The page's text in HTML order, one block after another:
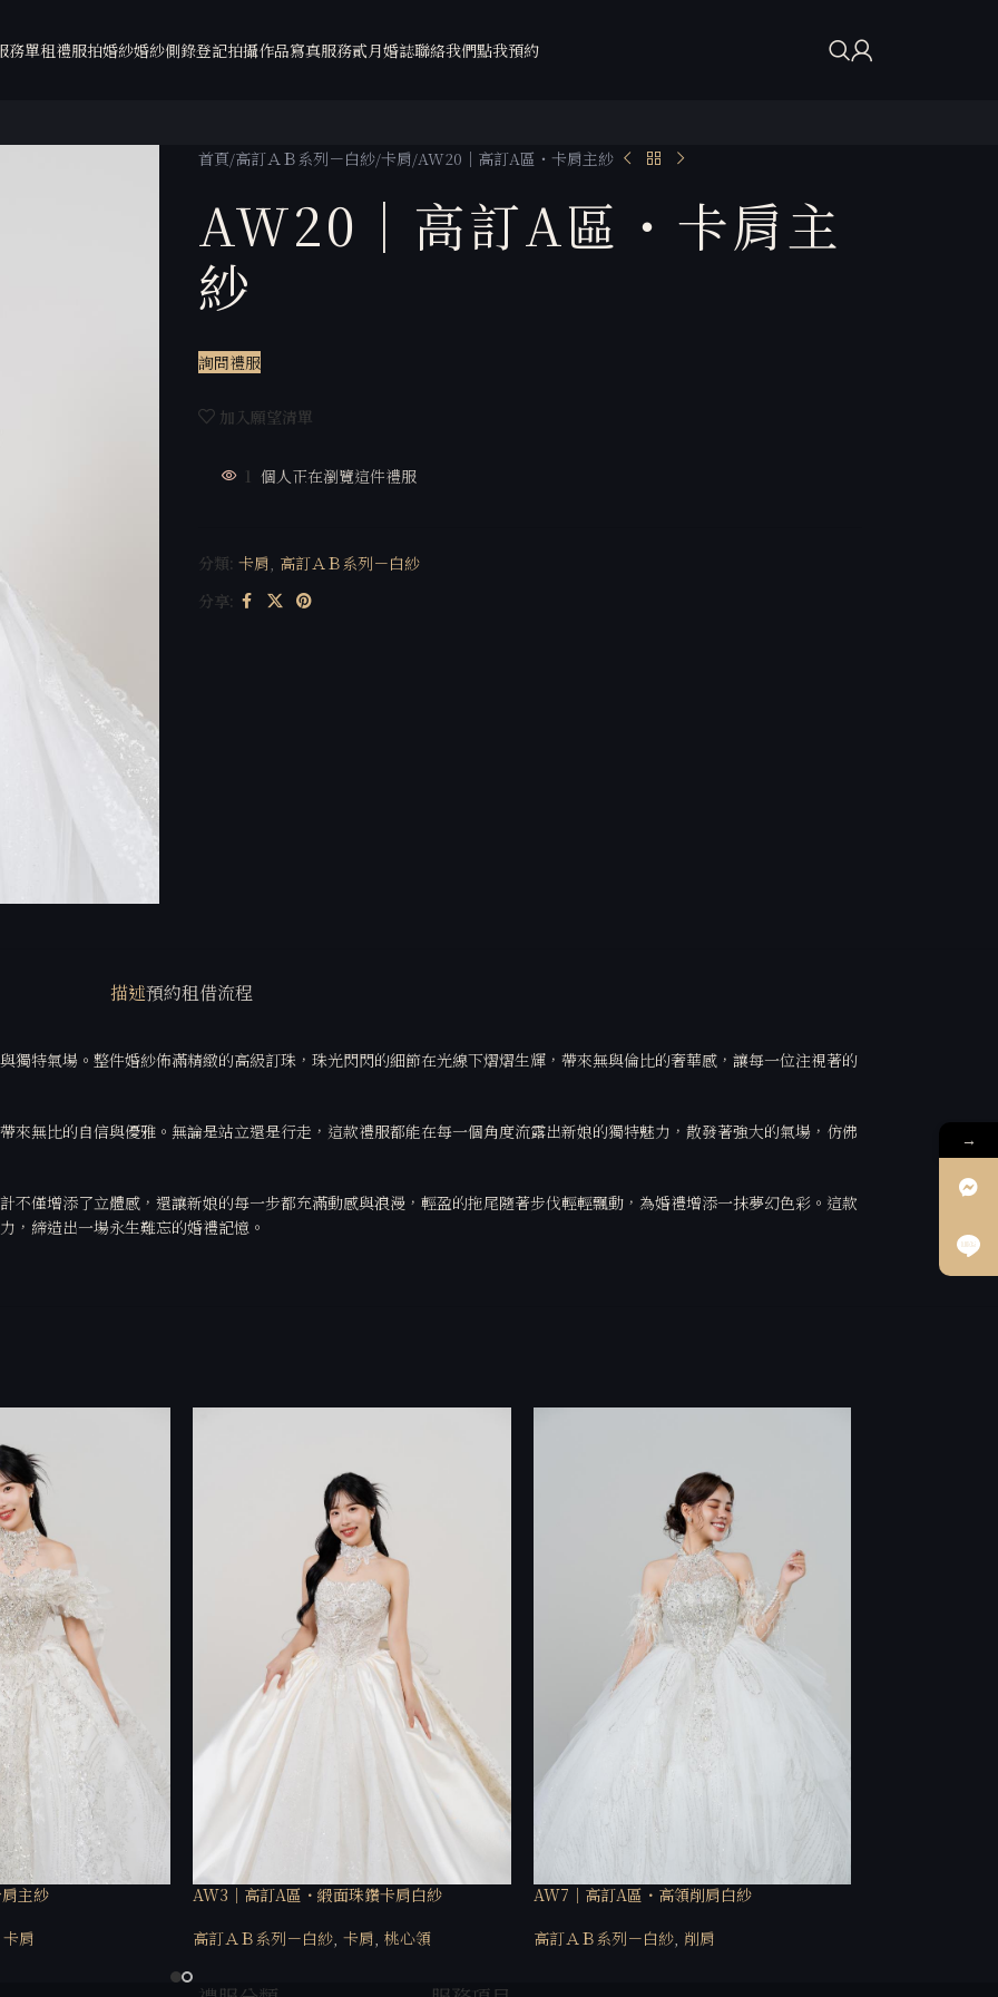
務單租禮服拍婚紗婚紗側錄登記拍攝作品寫真服務貳月婚誌聯絡我們點我預約
首頁 高訂ＡＢ系列－白紗 卡肩 AW20｜高訂A區・卡肩主紗
AW20｜高訂A區・卡肩主
紗
詢問禮服
加入願望清單
1 個人正在瀏覽這件禮服
分類: 卡肩, 高訂ＡＢ系列－白紗
分享:
描述預約租借流程
特氣場。整件婚紗佈滿精緻的高級訂珠，珠光閃閃的細節在光線下熠熠生輝，帶來無與倫比的奢華感，讓每一位注視著的
無比的自信與優雅。無論是站立還是行走，這款禮服都能在每一個角度流露出新娘的獨特魅力，散發著強大的氣場，仿佛
僅增添了立體感，還讓新娘的每一步都充滿動感與浪漫，輕盈的拖尾隨著步伐輕輕飄動，為婚禮增添一抹夢幻色彩。這款
，締造出一場永生難忘的婚禮記憶。
主紗
卡肩
AW3｜高訂A區・緞面珠鑽卡肩白紗
高訂ＡＢ系列－白紗, 卡肩, 桃心領
AW7｜高訂A區・高領削肩白紗
高訂ＡＢ系列－白紗, 削肩
→